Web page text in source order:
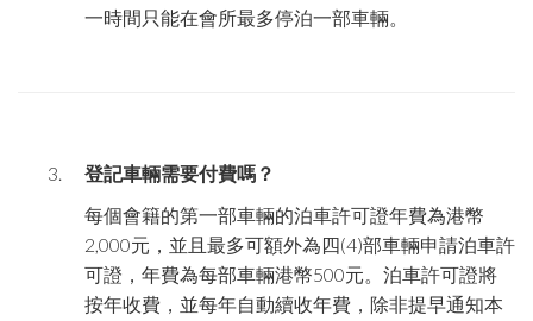
一時間只能在會所最多停泊一部車輛。
登記車輛需要付費嗎？
每個會籍的第一部車輛的泊車許可證年費為港幣
2,000元，並且最多可額外為四(4)部車輛申請泊車許
可證，年費為每部車輛港幣500元。泊車許可證將
按年收費，並每年自動續收年費，除非提早通知本